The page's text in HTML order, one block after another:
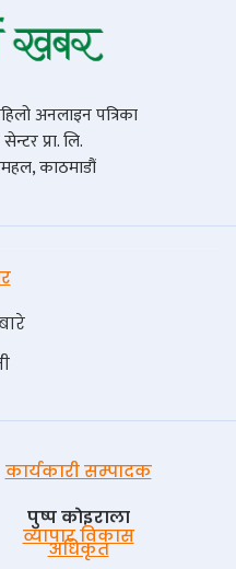
अनलाइन पत्रिका
प्रा. लि.
काठमाडौं
कार्यकारी सम्पादक
पुष्प काेइराला
व्यापार विकास
अधिकृत